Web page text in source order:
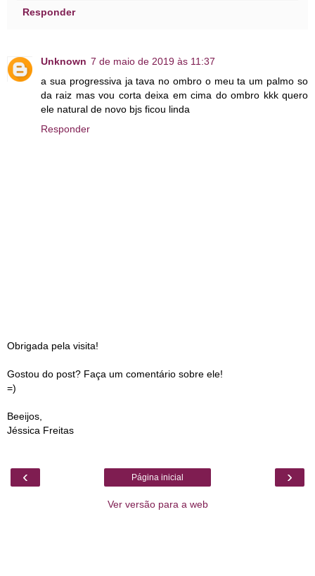
Responder
Unknown 7 de maio de 2019 às 11:37
a sua progressiva ja tava no ombro o meu ta um palmo so
da raiz mas vou corta deixa em cima do ombro kkk quero
ele natural de novo bjs ficou linda
Responder
Obrigada pela visita!
Gostou do post? Faça um comentário sobre ele!
=)
Beeijos,
Jéssica Freitas
‹ ›
Página inicial
Ver versão para a web